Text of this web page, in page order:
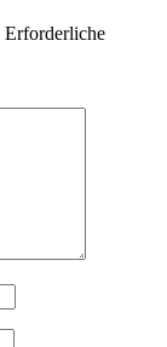
Erforderliche